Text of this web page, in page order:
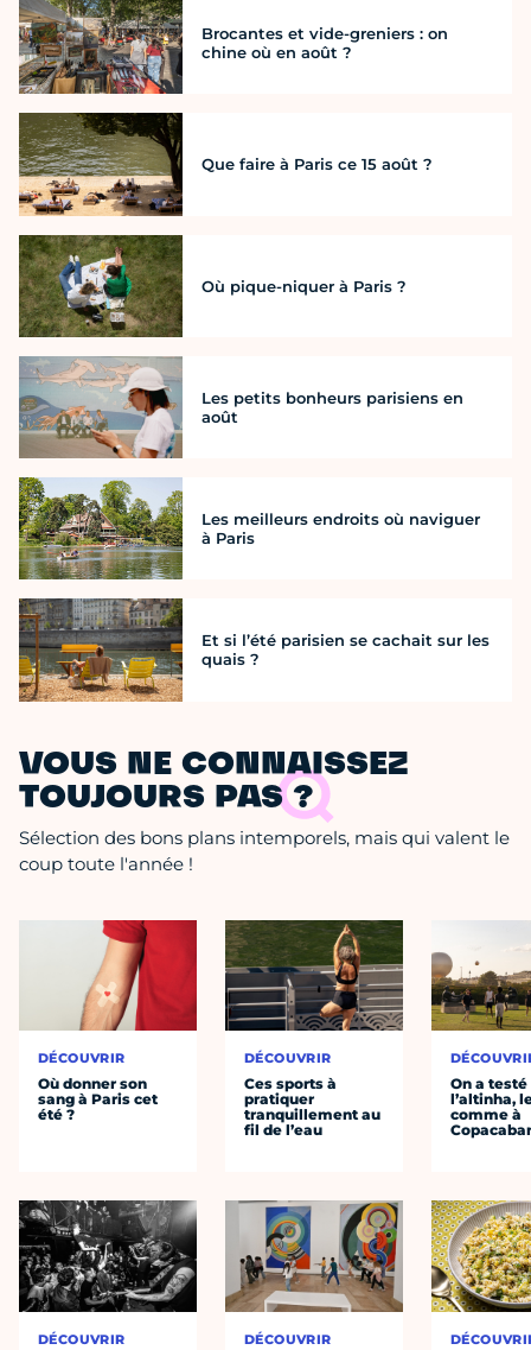
Brocantes et vide-greniers : on
chine où en août ?
Que faire à Paris ce 15 août ?
Où pique-niquer à Paris ?
Les petits bonheurs parisiens en
août
Les meilleurs endroits où naviguer
à Paris
Et si l’été parisien se cachait sur les
quais ?
VOUS NE CONNAISSEZ
TOUJOURS PAS ?
Sélection des bons plans intemporels, mais qui valent le
coup toute l'année !
DÉCOUVRIR
Où donner son
sang à Paris cet
été ?
DÉCOUVRIR
DÉCOUVRIR
Ces sports à
pratiquer
tranquillement au
fil de l’eau
DÉCOUVRIR
On a testé
l’altinha,
comme à